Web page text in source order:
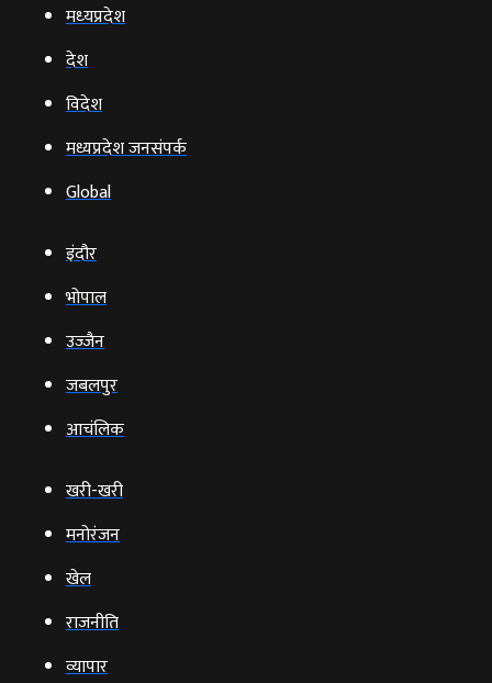
मध्‍यप्रदेश
देश
विदेश
मध्यप्रदेश जनसंपर्क
Global
इंदौर
भोपाल
उज्‍जैन
जबलपुर
आचंलिक
खरी-खरी
मनोरंजन
खेल
राजनीति
व्‍यापार